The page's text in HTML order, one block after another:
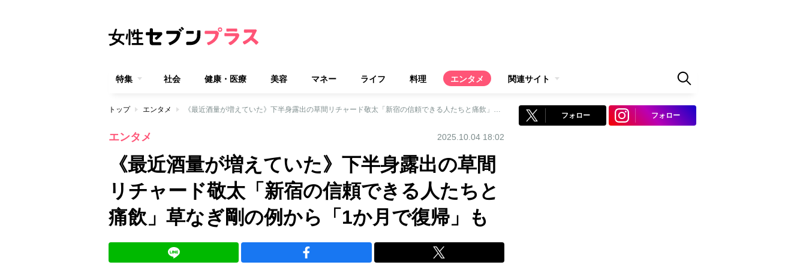
特集 社会 健康・医療 美容 マネー ライフ 料理 エンタメ 関連サイト
トップ エンタメ 《最近酒量が増えていた》下半身露出の草間リチャード敬太「新宿の信頼できる人たちと痛飲」草なぎ剛の例から「1か月で復帰」も
エンタメ 2025.10.04 18:02
《最近酒量が増えていた》下半身露出の草間
リチャード敬太「新宿の信頼できる人たちと
痛飲」草なぎ剛の例から「1か月で復帰」も
フォロー フォロー